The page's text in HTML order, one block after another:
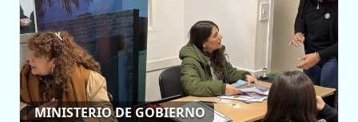
MINISTERIO DE GOBIERNO